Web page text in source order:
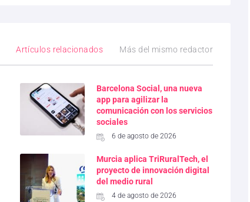
Artículos relacionados Más del mismo redactor
Barcelona Social, una nueva
app para agilizar la
comunicación con los servicios
sociales
6 de agosto de 2026
Murcia aplica TriRuralTech, el
proyecto de innovación digital
del medio rural
4 de agosto de 2026